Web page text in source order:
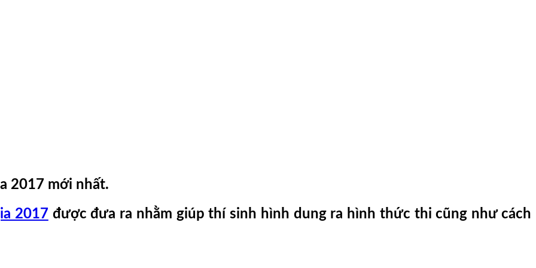
2017 mới nhất.
2017 được đưa ra nhằm giúp thí sinh hình dung ra hình thức thi cũng như cách